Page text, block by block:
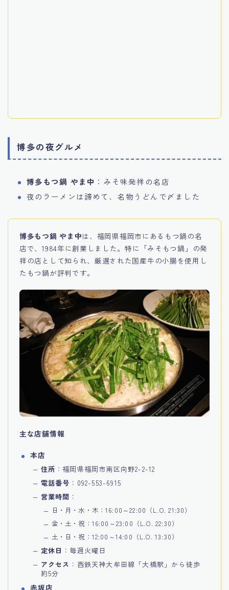
博多の夜グルメ
博多もつ鍋 やま中 ：みそ味発祥の名店
夜のラーメンは諦めて、名物うどんで〆ました
博多もつ鍋 やま中は、福岡県福岡市にあるもつ鍋の名
店で、1984年に創業しました。特に「みそもつ鍋」の発
祥の店として知られ、厳選された国産牛の小腸を使用し
たもつ鍋が評判です。
主な店舗情報
本店
住所 ：福岡県福岡市南区向野2-2-12
電話番号 ：092-553-6915
営業時間 ：
日・月・水・木：16:00～22:00（L.O. 21:30）
金・土・祝：16:00～23:00（L.O. 22:30）
土・日・祝：12:00～14:00（L.O. 13:30）
定休日 ：毎週火曜日
アクセス ：西鉄天神大牟田線「大橋駅」から徒歩
約5分
赤坂店